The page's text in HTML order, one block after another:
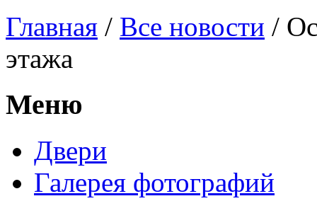
Главная / Все новости /
этажа
Меню
Двери
Галерея фотографий